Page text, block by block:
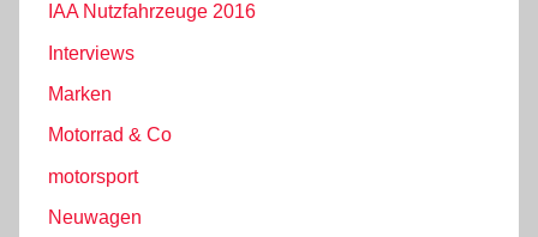
IAA Nutzfahrzeuge 2016
Interviews
Marken
Motorrad & Co
motorsport
Neuwagen